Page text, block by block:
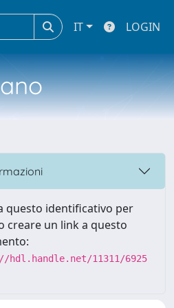
IT LOGIN
questo identificativo per
creare un link a questo
hdl.handle.net/11311/6925